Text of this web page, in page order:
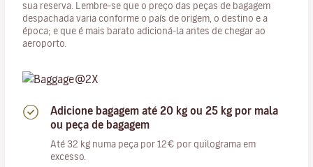
sua reserva. Lembre-se que o preço das peças de bagagem
despachada varia conforme o país de origem, o destino e a
época; e que é mais barato adicioná-la antes de chegar ao
aeroporto.
Adicione bagagem até 20 kg ou 25 kg por mala
ou peça de bagagem
Até 32 kg numa peça por 12€ por quilograma em
excesso.